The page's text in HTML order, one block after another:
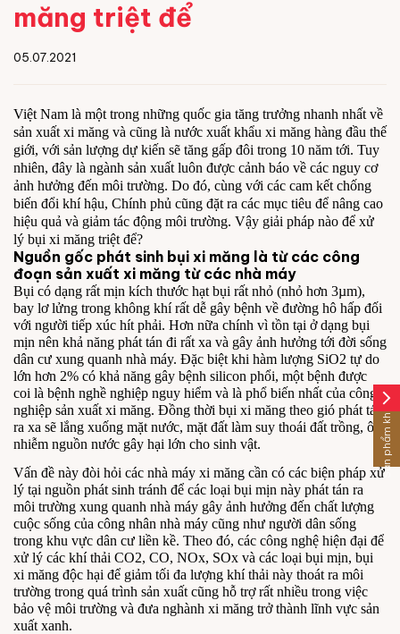
măng triệt để
05.07.2021
Việt Nam là một trong những quốc gia tăng trưởng nhanh nhất về
sản xuất xi măng và cũng là nước xuất khẩu xi măng hàng đầu thế
giới, với sản lượng dự kiến sẽ tăng gấp đôi trong 10 năm tới. Tuy
nhiên, đây là ngành sản xuất luôn được cảnh báo về các nguy cơ
ảnh hưởng đến môi trường. Do đó, cùng với các cam kết chống
biến đổi khí hậu, Chính phủ cũng đặt ra các mục tiêu để nâng cao
hiệu quả và giảm tác động môi trường. Vậy giải pháp nào để xử
lý bụi xi măng triệt để?
Nguồn gốc phát sinh bụi xi măng là từ các công
đoạn sản xuất xi măng từ các nhà máy
Bụi có dạng rất mịn kích thước hạt bụi rất nhỏ (nhỏ hơn 3µm),
bay lơ lửng trong không khí rất dễ gây bệnh về đường hô hấp đối
với người tiếp xúc hít phải. Hơn nữa chính vì tồn tại ở dạng bụi
mịn nên khả năng phát tán đi rất xa và gây ảnh hưởng tới đời sống
dân cư xung quanh nhà máy. Đặc biệt khi hàm lượng SiO2 tự do
lớn hơn 2% có khả năng gây bệnh silicon phổi, một bệnh được
coi là bệnh nghề nghiệp nguy hiểm và là phổ biến nhất của công
nghiệp sản xuất xi măng. Đồng thời bụi xi măng theo gió phát tán
ra xa sẽ lắng xuống mặt nước, mặt đất làm suy thoái đất trồng, ô
nhiễm nguồn nước gây hại lớn cho sinh vật.
Vấn đề này đòi hỏi các nhà máy xi măng cần có các biện pháp xử
lý tại nguồn phát sinh tránh để các loại bụi mịn này phát tán ra
môi trường xung quanh nhà máy gây ảnh hưởng đến chất lượng
cuộc sống của công nhân nhà máy cũng như người dân sống
trong khu vực dân cư liền kề. Theo đó, các công nghệ hiện đại để
xử lý các khí thải CO2, CO, NOx, SOx và các loại bụi mịn, bụi
xi măng độc hại để giảm tối đa lượng khí thải này thoát ra môi
trường trong quá trình sản xuất cũng hỗ trợ rất nhiều trong việc
bảo vệ môi trường và đưa nghành xi măng trở thành lĩnh vực sản
xuất xanh.
arrow_forward_ios
Sản phẩm khác